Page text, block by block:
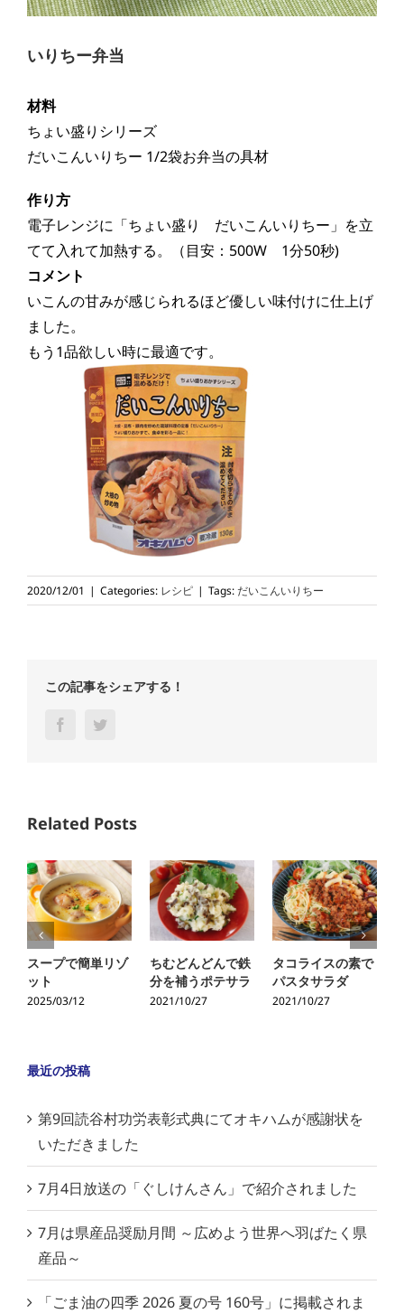
いりちー弁当
材料
ちょい盛りシリーズ
だいこんいりちー 1/2袋お弁当の具材
作り方
電子レンジに「ちょい盛り だいこんいりちー」を立
てて入れて加熱する。（目安：500W 1分50秒)
コメント
いこんの甘みが感じられるほど優しい味付けに仕上げ
ました。
もう1品欲しい時に最適です。
2020/12/01 | Categories: レシピ | Tags:だいこんいりちー
この記事をシェアする！
Facebook
Related Posts
スープで簡単リゾ
ット
2025/03/12
ちむどんどんで鉄
分を補うポテサラ
2021/10/27
タコライスの素で
パスタサラダ
2021/10/27
最近の投稿
第9回読谷村功労表彰式典にてオキハムが感謝状を
いただきました
7月4日放送の「ぐしけんさん」で紹介されました
7月は県産品奨励月間 ～広めよう世界へ羽ばたく県
産品～
「ごま油の四季 2026 夏の号 160号」に掲載されま